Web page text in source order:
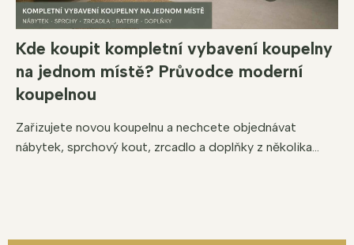
Kde koupit kompletní vybavení koupelny
na jednom místě? Průvodce moderní
koupelnou
Zařizujete novou koupelnu a nechcete objednávat
nábytek, sprchový kout, zrcadlo a doplňky z několika...